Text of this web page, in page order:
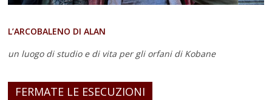
L’ARCOBALENO DI ALAN
un luogo di studio e di vita per gli orfani di Kobane
FERMATE LE ESECUZIONI